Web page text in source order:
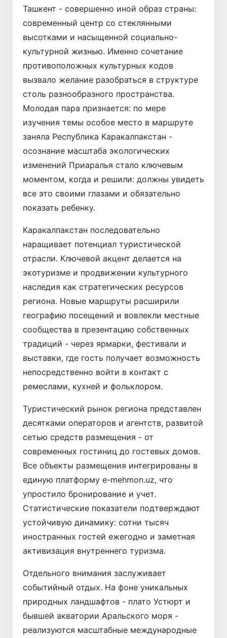
Ташкент - совершенно иной образ страны:
современный центр со стеклянными
высотками и насыщенной социально-
культурной жизнью. Именно сочетание
противоположных культурных кодов
вызвало желание разобраться в структуре
столь разно­образного пространства.
Молодая пара признается: по мере
изучения темы особое место в маршруте
заняла Республика Каракалпакстан -
осознание масштаба экологических
изменений Приаралья стало ключевым
моментом, когда и решили: должны увидеть
все это своими глазами и обязательно
показать ребенку.
Каракалпакстан последовательно
наращивает потенциал туристической
отрасли. Ключевой акцент делается на
экотуризме и продвижении культурного
наследия как стратегических ресурсов
региона. Новые маршруты расширили
географию посещений и вовлекли местные
сообщества в презентацию собственных
традиций - через ярмарки, фестивали и
выставки, где гость получает возможность
непосредственно войти в контакт с
ремеслами, кухней и фольклором.
Туристический рынок региона представлен
десятками операторов и агентств, развитой
сетью средств размещения - от
современных гостиниц до гостевых домов.
Все объекты размещения интегрированы в
единую платформу e-mehmon.uz, что
упростило бронирование и учет.
Статистические показатели подтверждают
устойчивую динамику: сотни тысяч
иностранных гостей ежегодно и заметная
активизация внутреннего туризма.
Отдельного внимания заслуживает
событийный отдых. На фоне уникальных
природных ландшафтов - плато Устюрт и
бывшей акватории Аральского моря -
реализуются масштабные международные